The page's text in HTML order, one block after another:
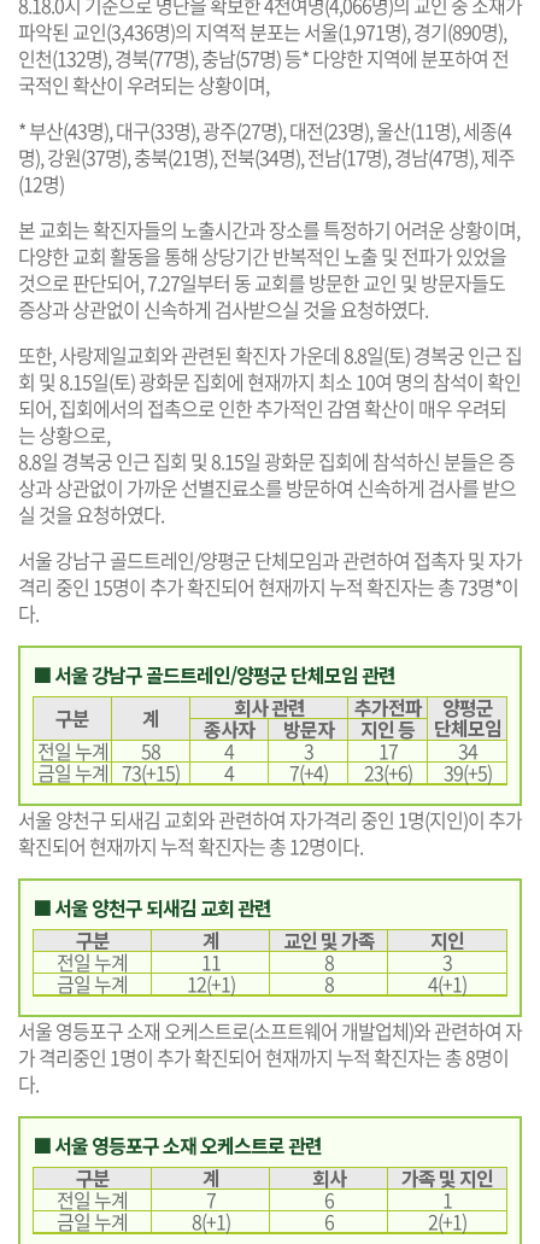
파악된 교인(3,436명)의 지역적 분포는 서울(1,971명), 경기(890명),
인천(132명), 경북(77명), 충남(57명) 등* 다양한 지역에 분포하여 전
국적인 확산이 우려되는 상황이며,
* 부산(43명), 대구(33명), 광주(27명), 대전(23명), 울산(11명), 세종(4
명), 강원(37명), 충북(21명), 전북(34명), 전남(17명), 경남(47명), 제주
(12명)
본 교회는 확진자들의 노출시간과 장소를 특정하기 어려운 상황이며,
다양한 교회 활동을 통해 상당기간 반복적인 노출 및 전파가 있었을
것으로 판단되어, 7.27일부터 동 교회를 방문한 교인 및 방문자들도
증상과 상관없이 신속하게 검사받으실 것을 요청하였다.
또한, 사랑제일교회와 관련된 확진자 가운데 8.8일(토) 경복궁 인근 집
회 및 8.15일(토) 광화문 집회에 현재까지 최소 10여 명의 참석이 확인
되어, 집회에서의 접촉으로 인한 추가적인 감염 확산이 매우 우려되
는 상황으로,
8.8일 경복궁 인근 집회 및 8.15일 광화문 집회에 참석하신 분들은 증
상과 상관없이 가까운 선별진료소를 방문하여 신속하게 검사를 받으
실 것을 요청하였다.
서울 강남구 골드트레인/양평군 단체모임과 관련하여 접촉자 및 자가
격리 중인 15명이 추가 확진되어 현재까지 누적 확진자는 총 73명*이
다.
■ 서울 강남구 골드트레인/양평군 단체모임 관련
구분
계 회사 관련 추가전파 양평군
단체모임
종사자 방문자 지인 등
전일 누계 58 4 3 17 34
금일 누계 73(+15) 4 7(+4) 23(+6)
39(+5)
서울 양천구 되새김 교회와 관련하여 자가격리 중인 1명(지인)이 추가
확진되어 현재까지 누적 확진자는 총 12명이다.
■ 서울 양천구 되새김 교회 관련
구분
계 교인 및 가족 지인
전일 누계 11 8 3
금일 누계 12(+1) 8
4(+1)
서울 영등포구 소재 오케스트로(소프트웨어 개발업체)와 관련하여 자
가 격리중인 1명이 추가 확진되어 현재까지 누적 확진자는 총 8명이
다.
■ 서울 영등포구 소재 오케스트로 관련
구분
계 회사 가족 및 지인
전일 누계 7 6 1
금일 누계 8(+1) 6 2(+1)